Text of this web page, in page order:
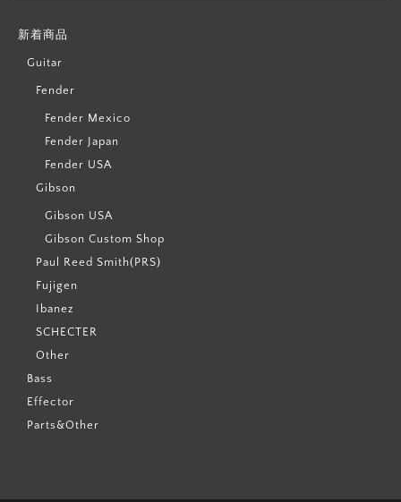
新着商品
Guitar
Fender
Fender Mexico
Fender Japan
Fender USA
Gibson
Gibson USA
Gibson Custom Shop
Paul Reed Smith(PRS)
Fujigen
Ibanez
SCHECTER
Other
Bass
Effector
Parts&Other